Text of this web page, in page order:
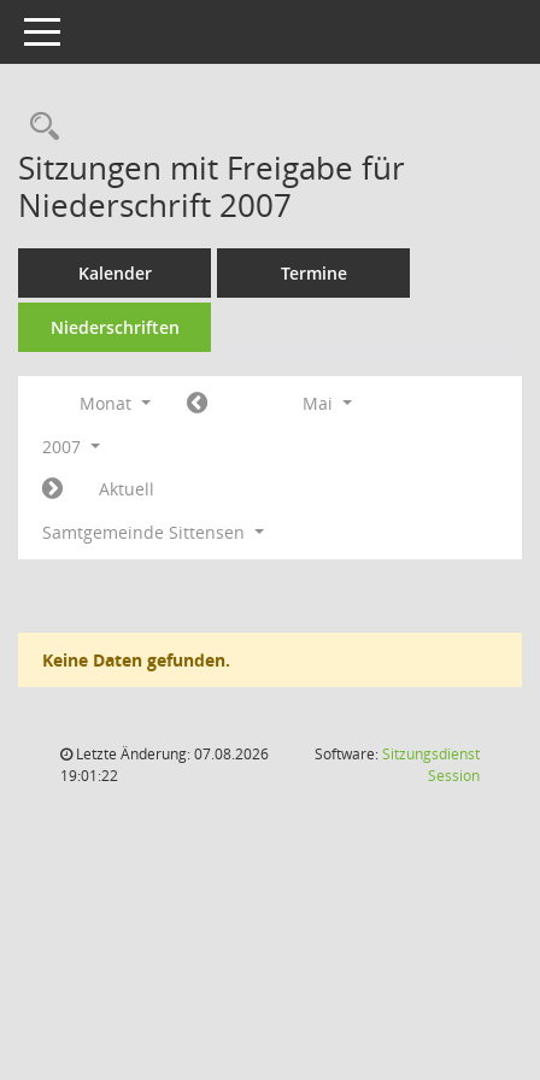
Toggle navigation
Rechercheauswahl
Sitzungen mit Freigabe für
Niederschrift 2007
Kalender Termine
Niederschriften
Monat
Mai
2007
Aktuell
Samtgemeinde Sittensen
Keine Daten gefunden.
Letzte Änderung: 07.08.2026
19:01:22
Software:Sitzungsdienst
Session(Wird in